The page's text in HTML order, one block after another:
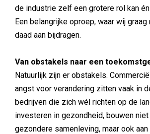
de industrie zelf een grotere rol kan
Een belangrijke oproep, waar wij graag
daad aan bijdragen.
Van obstakels naar een
Natuurlijk zijn er obstakels.
angst voor verandering zitten vaak in
bedrijven die zich wél richten op de
investeren in gezondheid, bouwen
gezondere samenleving, maar ook